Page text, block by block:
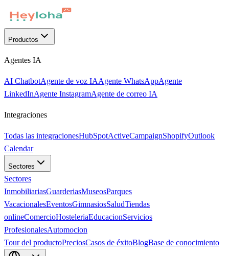
Productos
Agentes IA
AI ChatbotAgente de voz IAAgente WhatsAppAgente
LinkedInAgente InstagramAgente de correo IA
Integraciones
Todas las integracionesHubSpotActiveCampaignShopifyOutlook
Calendar
Sectores
Sectores
InmobiliariasGuarderiasMuseosParques
VacacionalesEventosGimnasiosSaludTiendas
onlineComercioHosteleriaEducacionServicios
ProfesionalesAutomocion
Tour del productoPreciosCasos de éxitoBlogBase de conocimiento